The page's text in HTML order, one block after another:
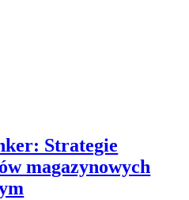
Strategie
magazynowych